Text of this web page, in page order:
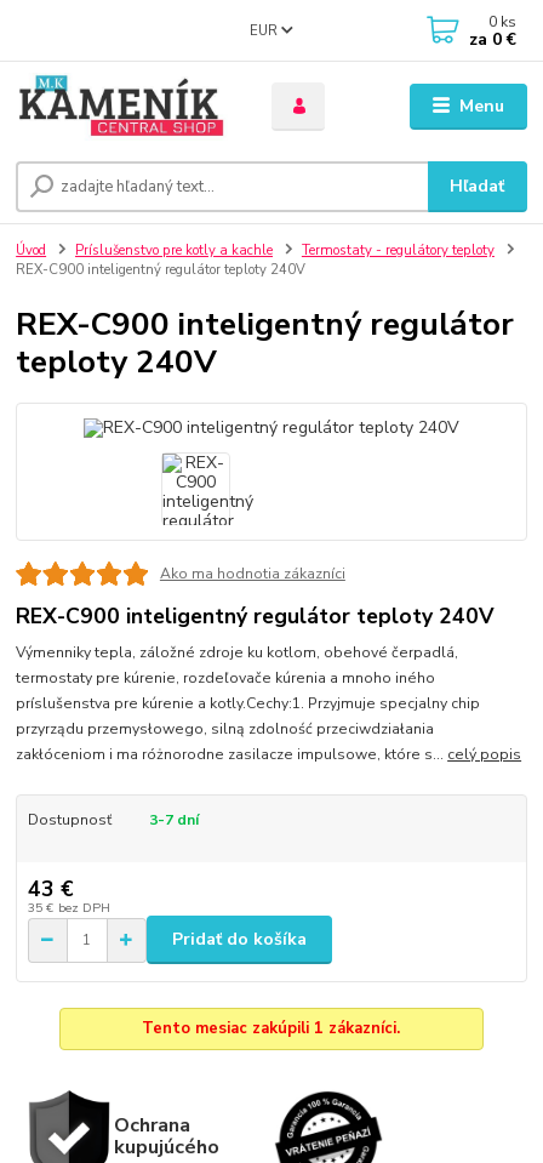
Menu
EUR
Hľadať
0 ks
za 0 €
Úvod Príslušenstvo pre kotly a kachle
Termostaty - regulátory teploty
REX-C900 inteligentný regulátor teploty 240V
REX-C900 inteligentný regulátor
teploty 240V
Ako ma hodnotia zákazníci
REX-C900 inteligentný regulátor teploty 240V
Výmenniky tepla, záložné zdroje ku kotlom, obehové čerpadlá,
termostaty pre kúrenie, rozdeľovače kúrenia a mnoho iného
príslušenstva pre kúrenie a kotly.Cechy:1. Przyjmuje specjalny chip
przyrządu przemysłowego, silną zdolność przeciwdziałania
zakłóceniom i ma różnorodne zasilacze impulsowe, które s... celý popis
Dostupnosť 3-7 dní
43 €
35 € bez DPH
Pridať do košíka
Tento mesiac zakúpili 1 zákazníci.
Ochrana
kupujúcého